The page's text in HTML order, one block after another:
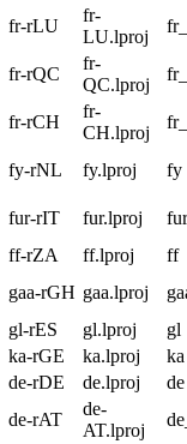
fr-rLU
fr-
LU.lproj
fr-rQC
fr-
QC.lproj
fr-rCH
fr-
CH.lproj
fy-rNL fy.lproj
fy
fur-rIT fur.lproj
fur
ff-rZA ff.lproj
ff
gaa-rGH gaa.lproj
gl-rES gl.lproj
gl
ka-rGE ka.lproj
ka
de-rDE de.lproj
de
de-rAT
de-
AT.lproj